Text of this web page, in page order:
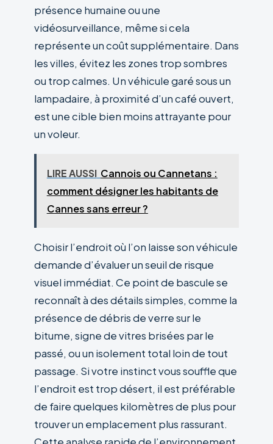
présence humaine ou une
vidéosurveillance, même si cela
représente un coût supplémentaire. Dans
les villes, évitez les zones trop sombres
ou trop calmes. Un véhicule garé sous un
lampadaire, à proximité d’un café ouvert,
est une cible bien moins attrayante pour
un voleur.
LIRE AUSSI Cannois ou Cannetans :
comment désigner les habitants de
Cannes sans erreur ?
Choisir l’endroit où l’on laisse son véhicule
demande d’évaluer un seuil de risque
visuel immédiat. Ce point de bascule se
reconnaît à des détails simples, comme la
présence de débris de verre sur le
bitume, signe de vitres brisées par le
passé, ou un isolement total loin de tout
passage. Si votre instinct vous souffle que
l’endroit est trop désert, il est préférable
de faire quelques kilomètres de plus pour
trouver un emplacement plus rassurant.